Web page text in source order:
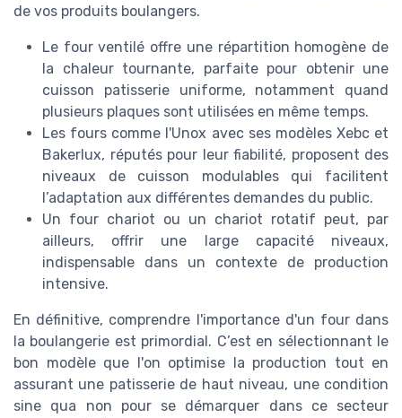
de vos produits boulangers.
Le four ventilé offre une répartition homogène de
la chaleur tournante, parfaite pour obtenir une
cuisson patisserie uniforme, notamment quand
plusieurs plaques sont utilisées en même temps.
Les fours comme l'Unox avec ses modèles Xebc et
Bakerlux, réputés pour leur fiabilité, proposent des
niveaux de cuisson modulables qui facilitent
l’adaptation aux différentes demandes du public.
Un four chariot ou un chariot rotatif peut, par
ailleurs, offrir une large capacité niveaux,
indispensable dans un contexte de production
intensive.
En définitive, comprendre l'importance d'un four dans
la boulangerie est primordial. C’est en sélectionnant le
bon modèle que l'on optimise la production tout en
assurant une patisserie de haut niveau, une condition
sine qua non pour se démarquer dans ce secteur